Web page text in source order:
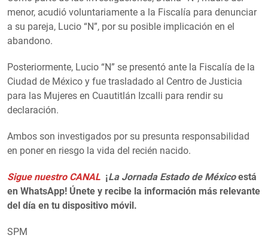
menor, acudió voluntariamente a la Fiscalía para denunciar
a su pareja, Lucio “N”, por su posible implicación en el
abandono.
Posteriormente, Lucio “N” se presentó ante la Fiscalía de la
Ciudad de México y fue trasladado al Centro de Justicia
para las Mujeres en Cuautitlán Izcalli para rendir su
declaración.
Ambos son investigados por su presunta responsabilidad
en poner en riesgo la vida del recién nacido.
Sigue nuestro CANAL ¡La Jornada Estado de Méxicoestá
en WhatsApp! Únete y recibe la información más relevante
del día en tu dispositivo móvil.
SPM